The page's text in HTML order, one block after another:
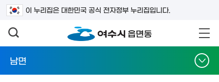
이 누리집은 대한민국 공식 전자정부 누리집입니다.
검색어를 입력하세요
남면